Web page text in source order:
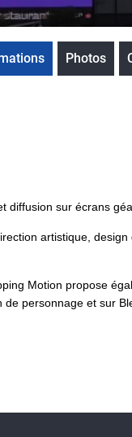
Photos
diffusion sur écrans
artistique, design
Motion propose
de personnage et sur